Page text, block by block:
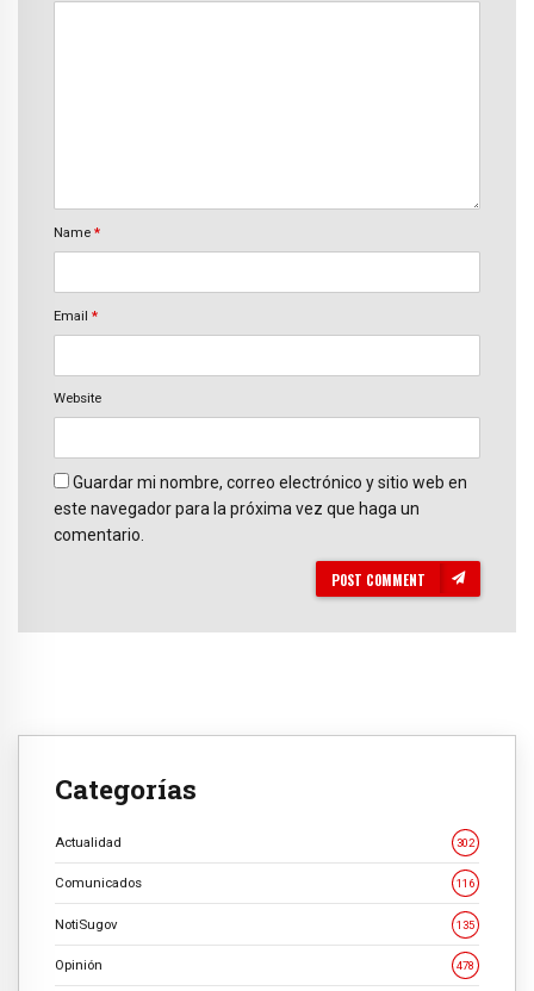
Name *
Email *
Website
Guardar mi nombre, correo electrónico y sitio web en
este navegador para la próxima vez que haga un
comentario.
POST COMMENT
Categorías
Actualidad 302
Comunicados 116
NotiSugov 135
Opinión 478